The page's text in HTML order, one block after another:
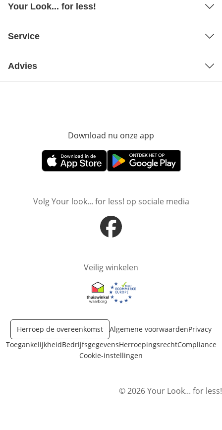
Your Look... for less!
Service
Advies
Download nu onze app
Opent in nieuw vensterOpent in nieuw venster
Volg Your look... for less! op sociale media
Opent in nieuw venster
Veilig winkelen
Opent in nieuw venster
Opent in nieuw venster
Herroep de overeenkomst Algemene voorwaardenPrivacy
ToegankelijkheidBedrijfsgegevensHerroepingsrechtCompliance
Cookie-instellingen
© 2026 Your Look... for less!